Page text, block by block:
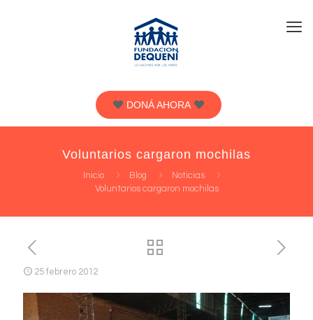
DONÁ AHORA
Voluntarios cargaron mochilas
Inicio Blog
Noticias
Voluntarios cargaron mochilas
25 febrero 2012